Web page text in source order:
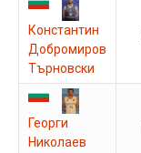
Константин
Добромиров
Търновски
Георги
Николаев